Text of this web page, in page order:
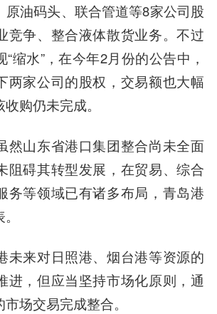
原油码头、联合管道等8家公司股
竞争、整合液体散货业务。不过
缩水”，在今年2月份的公告中，
两家公司的股权，交易额也大幅
购仍未完成。
然山东省港口集团整合尚未全面
阻碍其转型发展，在贸易、综合
务等领域已有诸多布局，青岛港
未来对日照港、烟台港等资源的
进，但应当坚持市场化原则，通
场交易完成整合。